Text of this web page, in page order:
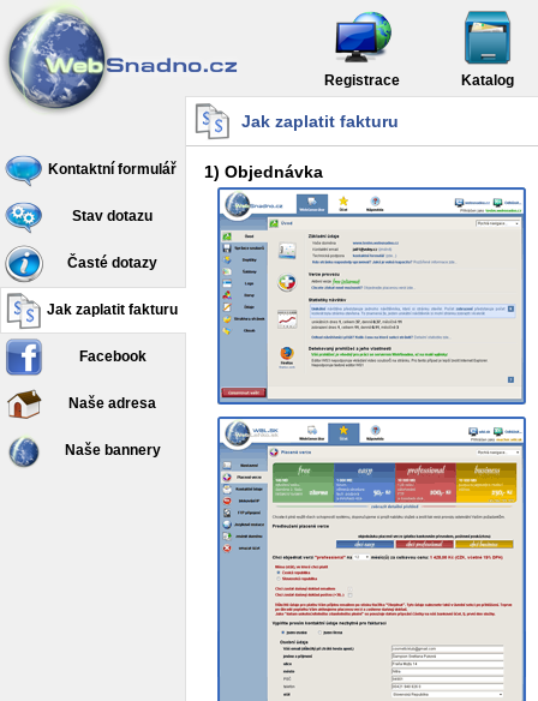
Registrace Katalog
Kontaktní formulář
Stav dotazu
Časté dotazy
Jak zaplatit fakturu
Facebook
Naše adresa
Naše bannery
Jak zaplatit fakturu
1) Objednávka